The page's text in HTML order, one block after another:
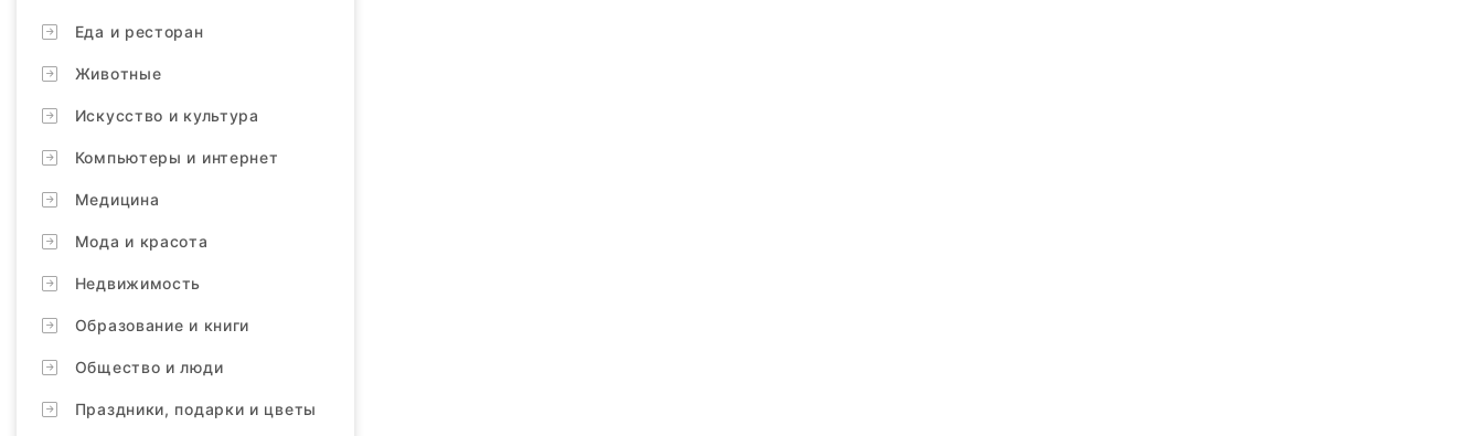
Еда и ресторан
Животные
Искусство и культура
Компьютеры и интернет
Медицина
Мода и красота
Недвижимость
Образование и книги
Общество и люди
Праздники, подарки и цветы